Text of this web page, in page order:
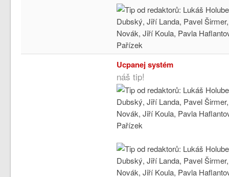
Ucpanej systém
náš tip!